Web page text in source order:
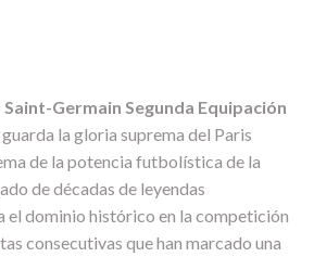
Germain Segunda Equipación
guarda la gloria suprema del Paris
de la potencia futbolística de la
de décadas de leyendas
el dominio histórico en la competición
consecutivas que han marcado una